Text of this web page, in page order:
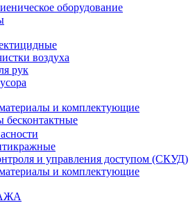
оборудование
воздуха
рук
и комплектующие
бесконтактные
и управления доступом (СКУД)
и комплектующие